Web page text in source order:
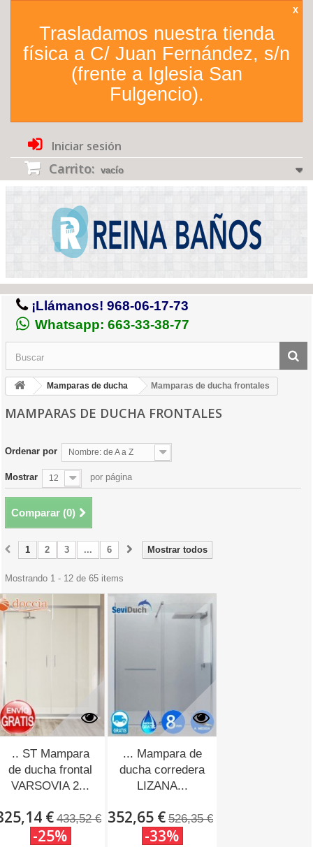
Trasladamos nuestra tienda
física a C/ Juan Fernández, s/n
(frente a Iglesia San
Fulgencio).
X
Iniciar sesión
Carrito: vacío
¡Llámanos! 968-06-17-73
Whatsapp: 663-33-38-77
Mamparas de ducha Mamparas de ducha frontales
MAMPARAS DE DUCHA FRONTALES
Ordenar por Nombre: de A a Z
Mostrar 12 por página
Comparar (0)
Mostrar todos
1 2 3 ... 6
Mostrando 1 - 12 de 65 items
.. ST Mampara
de ducha frontal
VARSOVIA 2...
€ 433,52 €
-25%
... Mampara de
ducha corredera
LIZANA...
352,65 € 526,35 €
-33%